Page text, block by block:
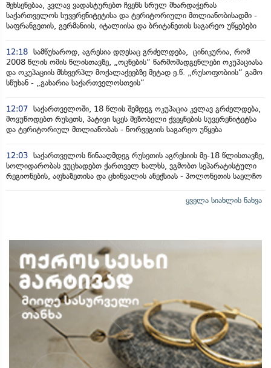
შეხსენებაა, კვლავ ვადასტურებთ ჩვენს სრულ მხარდაჭერას
საქართველოს სუვერენიტეტისა და ტერიტორიული მთლიანობისადმი -
საფრანგეთის, გერმანიის, იტალიისა და ბრიტანეთის საგარეო უწყებები
12:18 სამწუხაროდ, აგრესია დღესაც გრძელდება, ცინიკურია, რომ
2008 წლის ომის წლისთავზე, „ოცნების“ წარმომადგენლები ოკუპაციასა
და ოკუპაციის მსხვერპლ მოქალაქეებზე მეტად ე.წ. „რუსოფობიის“ გამო
სწუხან - „გახარია საქართველოსთვის“
12:07 საქართველოში, 18 წლის შემდეგ ოკუპაცია კვლავ გრძელდება,
მოვუწოდებთ რუსეთს, პატივი სცეს მეზობელი ქვეყნების სუვერენიტეტსა
და ტერიტორიულ მთლიანობას - ნორვეგიის საგარეო უწყება
12:03 საქართველოს წინააღმდეგ რუსეთის აგრესიის მე-18 წლისთავზე,
სოლიდარობას ვუცხადებთ ქართველ ხალხს, ვგმობთ სეპარატისტული
რეგიონების, აფხაზეთისა და ცხინვალის ანექსიას - პოლონეთის საელჩო
ყველა სიახლის ნახვა